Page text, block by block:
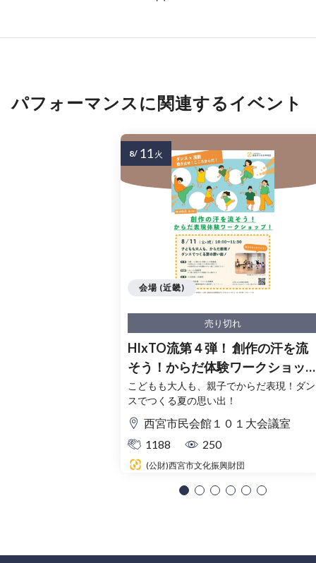
パフォーマンスに関連するイベント
売り切れ
HIxTO流第４弾！ 創作の汗を流
そう！からだ体験ワークショッ
プ！
こどもも大人も、親子でからだ表現！ダン
スでつくる夏の思い出！
西宮市民会館１０１大会議室
1188
250
(公財)西宮市文化振興財団
会場 (近畿)
8/ 11 火